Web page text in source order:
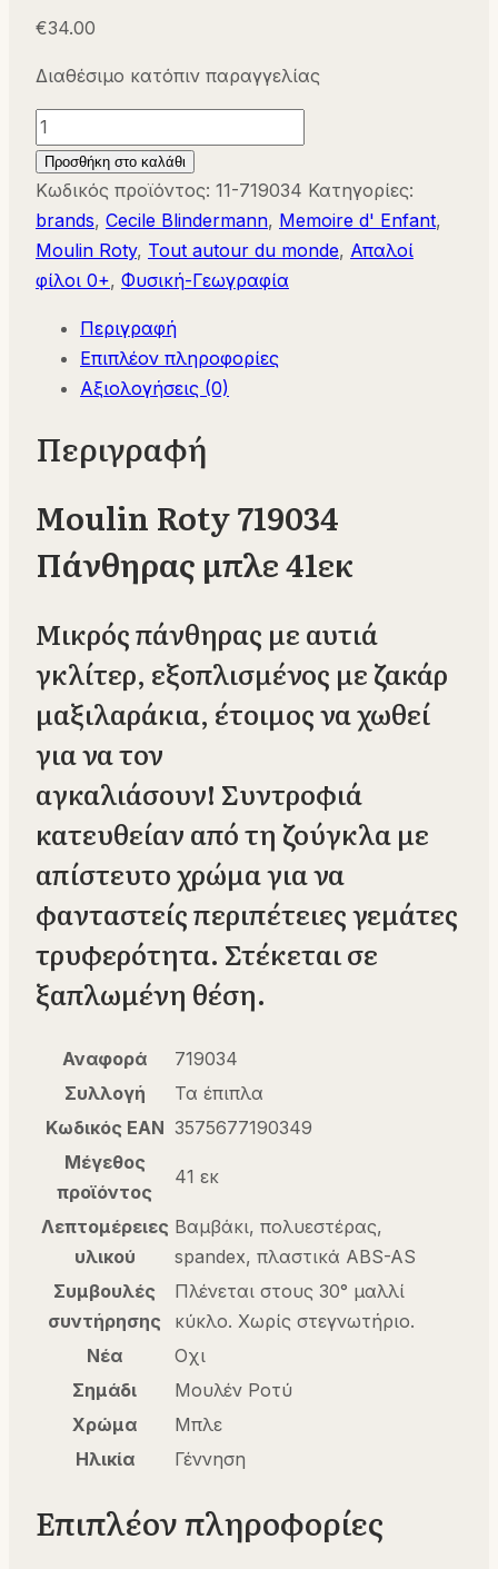
€34.00
Διαθέσιμο κατόπιν παραγγελίας
Moulin
Roty
719034
Πάνθηρας
μπλε
41εκ
Προσθήκη στο καλάθι
Κωδικός προϊόντος: 11-719034 Κατηγορίες:
brands, Cecile Blindermann, Memoire d' Enfant,
Moulin Roty, Tout autour du monde, Απαλοί
φίλοι 0+, Φυσική-Γεωγραφία
Περιγραφή
Επιπλέον πληροφορίες
Αξιολογήσεις (0)
Περιγραφή
Moulin Roty 719034
Πάνθηρας μπλε 41εκ
Μικρός πάνθηρας με αυτιά
γκλίτερ, εξοπλισμένος με ζακάρ
μαξιλαράκια, έτοιμος να χωθεί
για να τον
αγκαλιάσουν! Συντροφιά
κατευθείαν από τη ζούγκλα με
απίστευτο χρώμα για να
φανταστείς περιπέτειες γεμάτες
τρυφερότητα. Στέκεται σε
ξαπλωμένη θέση.
Αναφορά
719034
Συλλογή
Τα έπιπλα
Κωδικός EAN 3575677190349
Μέγεθος
προϊόντος
41 εκ
Λεπτομέρειες
υλικού
Βαμβάκι, πολυεστέρας,
spandex, πλαστικά ABS-AS
Συμβουλές
συντήρησης
Πλένεται στους 30° μαλλί
κύκλο. Χωρίς στεγνωτήριο.
Νέα
Οχι
Σημάδι
Μουλέν Ροτύ
Χρώμα
Μπλε
Ηλικία
Γέννηση
Επιπλέον πληροφορίες